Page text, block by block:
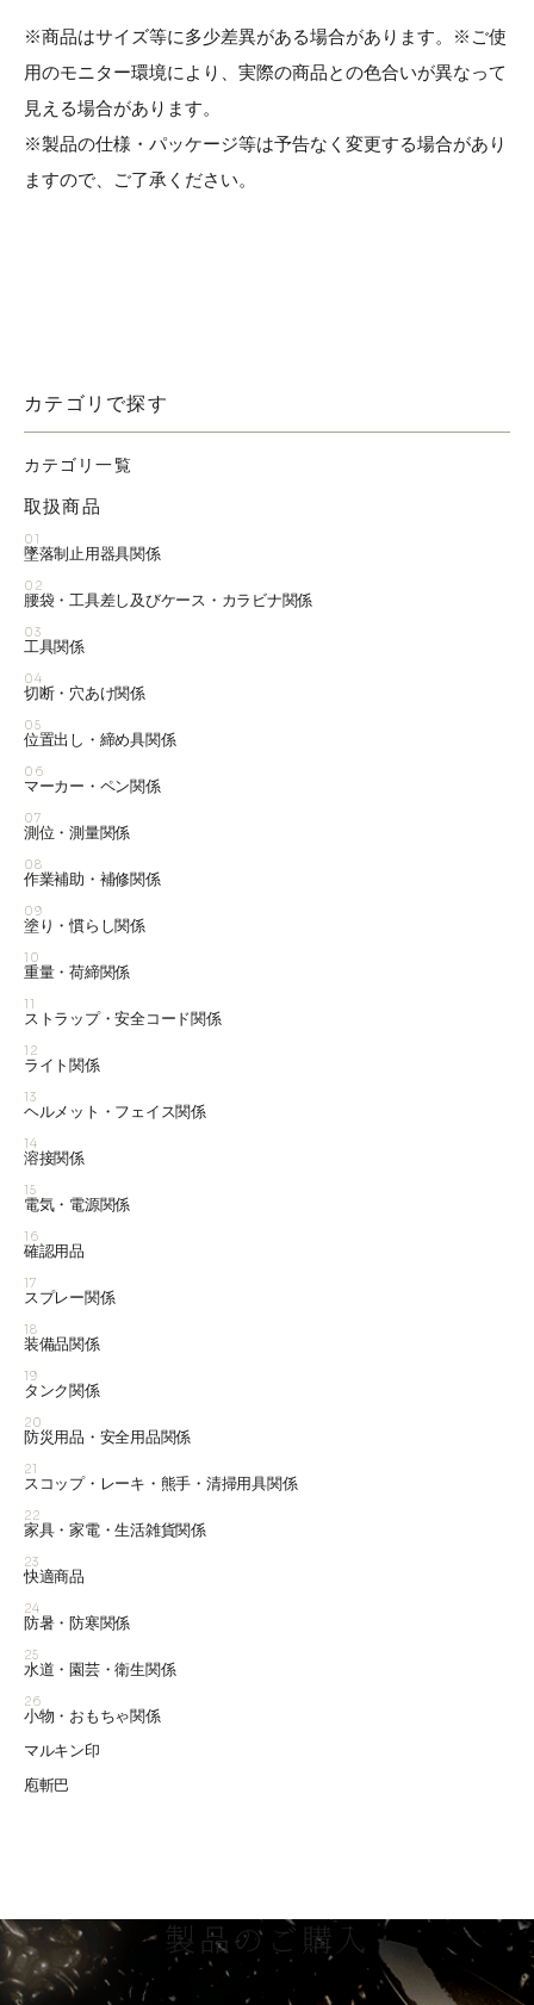
※商品はサイズ等に多少差異がある場合があります。※ご使
用のモニター環境により、実際の商品との色合いが異なって
見える場合があります。
※製品の仕様・パッケージ等は予告なく変更する場合があり
ますので、ご了承ください。
カテゴリで探す
カテゴリ一覧
取扱商品
01
墜落制止用器具関係
02
腰袋・工具差し及びケース・カラビナ関係
03
工具関係
04
切断・穴あけ関係
05
位置出し・締め具関係
06
マーカー・ペン関係
07
測位・測量関係
08
作業補助・補修関係
09
塗り・慣らし関係
10
重量・荷締関係
11
ストラップ・安全コード関係
12
ライト関係
13
ヘルメット・フェイス関係
14
溶接関係
15
電気・電源関係
16
確認用品
17
スプレー関係
18
装備品関係
19
タンク関係
20
防災用品・安全用品関係
21
スコップ・レーキ・熊手・清掃用具関係
22
家具・家電・生活雑貨関係
23
快適商品
24
防暑・防寒関係
25
水道・園芸・衛生関係
26
小物・おもちゃ関係
マルキン印
庖斬巴
製品のご購入